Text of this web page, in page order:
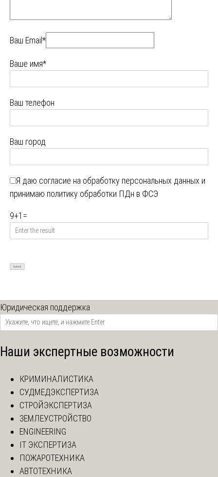
Ваш Email*
Ваше имя*
Ваш телефон
Ваш город
Я даю согласие на обработку персональных данных и
принимаю политику обработки ПДн в ФСЭ
9+1 =
Юридическая поддержка
Наши экспертные возможности
КРИМИНАЛИСТИКА
СУДМЕДЭКСПЕРТИЗА
СТРОЙЭКСПЕРТИЗА
ЗЕМЛЕУСТРОЙСТВО
ENGINEERING
IT ЭКСПЕРТИЗА
ПОЖАРОТЕХНИКА
АВТОТЕХНИКА